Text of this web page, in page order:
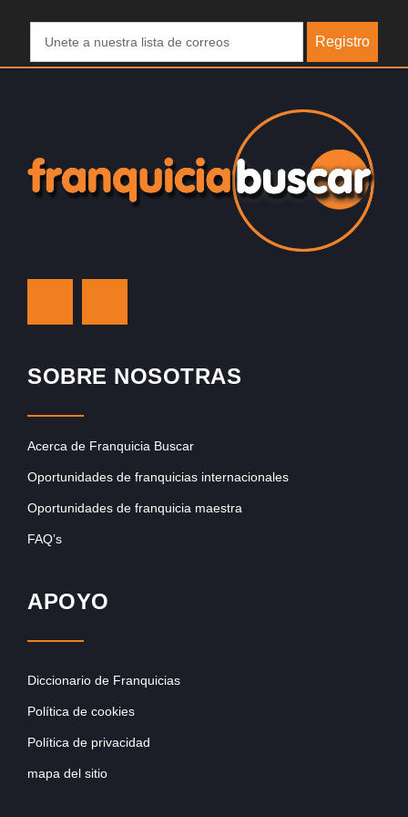
Registro
SOBRE NOSOTRAS
Acerca de Franquicia Buscar
Oportunidades de franquicias internacionales
Oportunidades de franquicia maestra
FAQ’s
APOYO
Diccionario de Franquicias
Política de cookies
Política de privacidad
mapa del sitio